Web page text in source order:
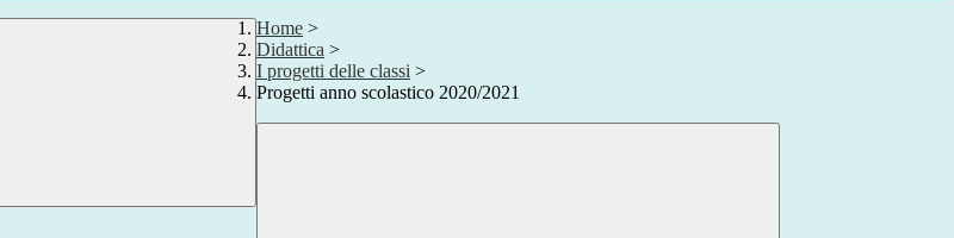
Home >
Didattica >
I progetti delle classi >
Progetti anno scolastico 2020/2021